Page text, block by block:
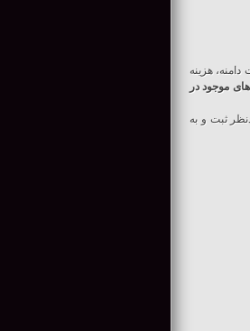
هزینه
موجود در
موردنظر ثبت و به